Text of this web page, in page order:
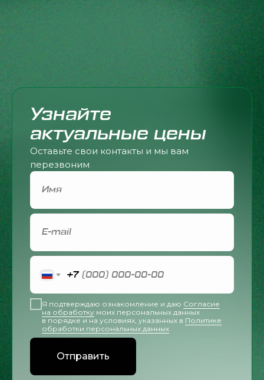
Узнайте
актуальные цены
Оставьте свои контакты и мы вам
перезвоним
+7
Я подтверждаю ознакомление и даю Согласие
на обработку моих персональных данных
в порядке и на условиях, указанных в Политике
обработки персональных данных
Отправить